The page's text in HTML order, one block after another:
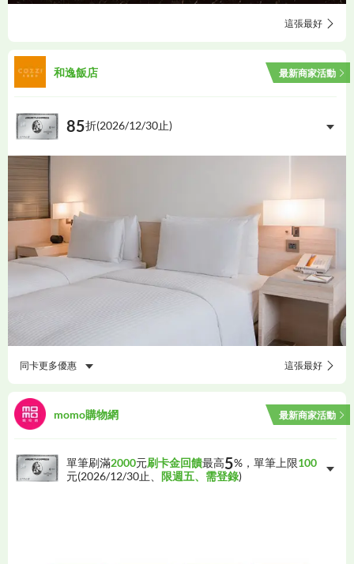
這張最好
和逸飯店 最新商家活動
85折(2026/12/30止)
同卡更多優惠 這張最好
momo購物網 最新商家活動
單筆刷滿2000元刷卡金回饋最高5%，單筆上限100
元(2026/12/30止、 限週五、需登錄)